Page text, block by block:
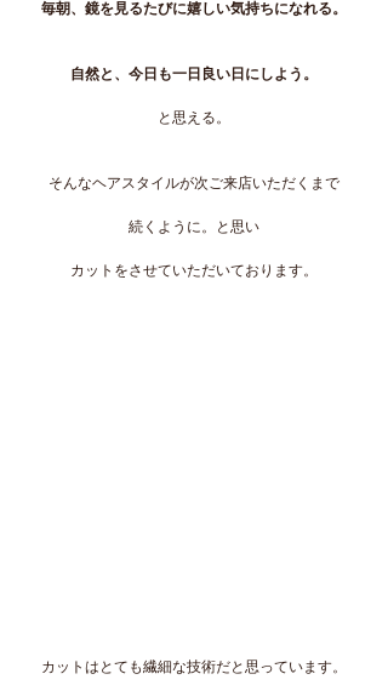
毎朝、鏡を見るたびに嬉しい気持ちになれる。
自然と、今日も一日良い日にしよう。
と思える。
そんなヘアスタイルが次ご来店いただくまで
続くように。と思い
カットをさせていただいております。
カットはとても繊細な技術だと思っています。